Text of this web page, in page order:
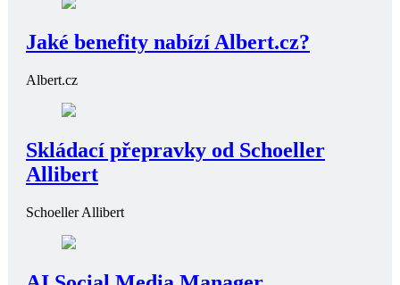
Jaké benefity nabízí Albert.cz?
Albert.cz
Skládací přepravky od Schoeller
Allibert
Schoeller Allibert